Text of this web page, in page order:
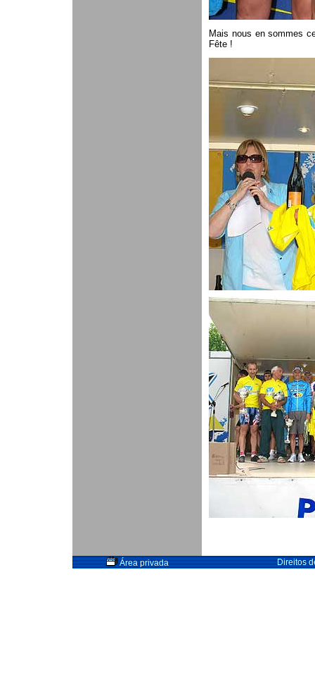
Mais nous en sommes
Fête !
Área privada Direitos